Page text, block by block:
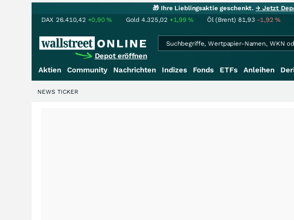
🎁 Ihre Lieblingsaktie geschenkt.→ Jetzt
DAX 26.410,42 +0,90% Gold 4.325,02 +1,99% Öl (Brent) 81,93 -1,92%
Depot eröffnen
Aktien Community Nachrichten Indizes Fonds ETFs Anleihen
NEWS TICKER